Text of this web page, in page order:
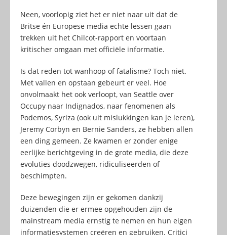
Neen, voorlopig ziet het er niet naar uit dat de
Britse én Europese media echte lessen gaan
trekken uit het Chilcot-rapport en voortaan
kritischer omgaan met officiële informatie.
Is dat reden tot wanhoop of fatalisme? Toch niet.
Met vallen en opstaan gebeurt er veel. Hoe
onvolmaakt het ook verloopt, van Seattle over
Occupy naar Indignados, naar fenomenen als
Podemos, Syriza (ook uit mislukkingen kan je leren),
Jeremy Corbyn en Bernie Sanders, ze hebben allen
een ding gemeen. Ze kwamen er zonder enige
eerlijke berichtgeving in de grote media, die deze
evoluties doodzwegen, ridiculiseerden of
beschimpten.
Deze bewegingen zijn er gekomen dankzij
duizenden die er ermee opgehouden zijn de
mainstream media ernstig te nemen en hun eigen
informatiesystemen creëren en gebruiken. Critici